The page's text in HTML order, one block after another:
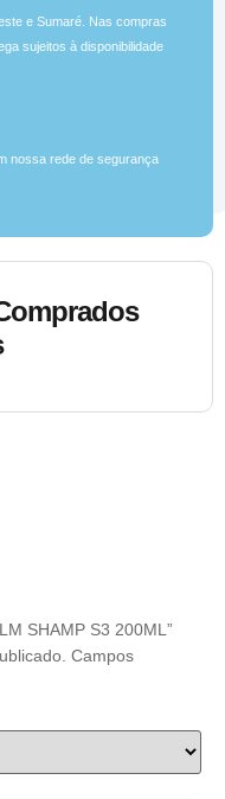
e Sumaré. Nas compras
sujeitos à disponibilidade
nossa rede de segurança
SHAMP S3 200ML”
Campos